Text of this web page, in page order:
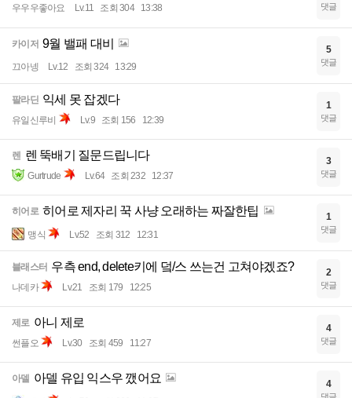
우우우좋아요 Lv.11 조회 304 13:38 댓글
카이저 9월 밸패 대비
끄아넹 Lv.12 조회 324 13:29
5
댓글
팔라딘 익세 못 잡겠다
유일신루비 Lv.9 조회 156 12:39
1
댓글
렌 렌 뚝배기 질문드립니다
Gurtrude Lv.64 조회 232 12:37
3
댓글
히어로 히어로 제자리 꾹 사냥 오래하는 짜잘한팁
맹식 Lv.52 조회 312 12:31
1
댓글
블래스터 우측 end, delete키에 덬/스 쓰는건 고쳐야겠죠?
나데카 Lv.21 조회 179 12:25
2
댓글
제로 아니 제로
썬플오 Lv.30 조회 459 11:27
4
댓글
아델 아델 유입 익스우 깼어요 4